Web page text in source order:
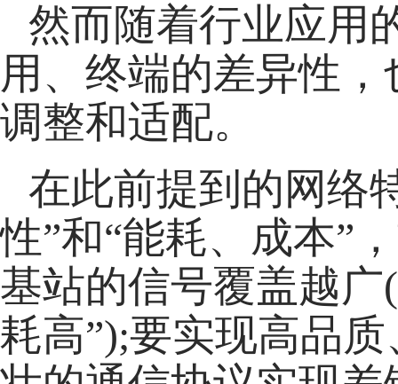
然而随着行业应用
用、终端的差异性
调整和适配。
在此前提到的网络
性”和“能耗、成本”
基站的信号覆盖越广
耗高”);要实现高品